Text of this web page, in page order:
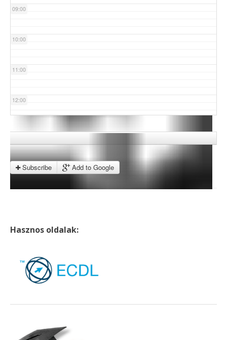
09:00
10:00
11:00
12:00
13:00
14:00
15:00
Subscribe Add to Google
Hasznos oldalak: